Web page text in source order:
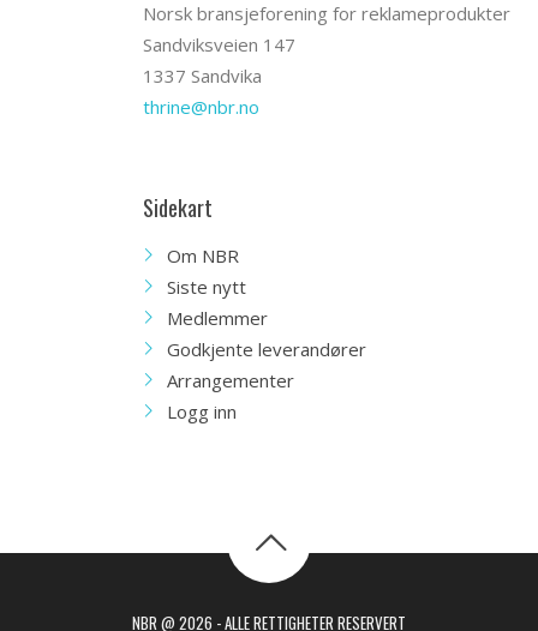
Norsk bransjeforening for reklameprodukter
Sandviksveien 147
1337 Sandvika
thrine@nbr.no
Sidekart
Om NBR
Siste nytt
Medlemmer
Godkjente leverandører
Arrangementer
Logg inn
NBR @ 2026 - ALLE RETTIGHETER RESERVERT